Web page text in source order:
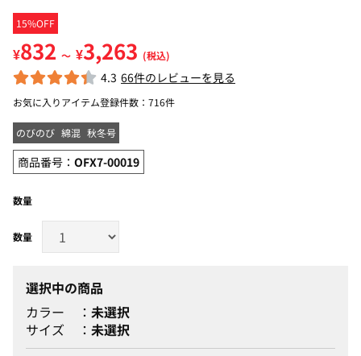
15%OFF
¥832 ～ ¥3,263 (税込)
4.3 66件のレビューを見る
お気に入りアイテム登録件数： 716件
のびのび 綿混 秋冬号
商品番号： OFX7-00019
数量
選択中の商品
カラー
未選択
サイズ
未選択